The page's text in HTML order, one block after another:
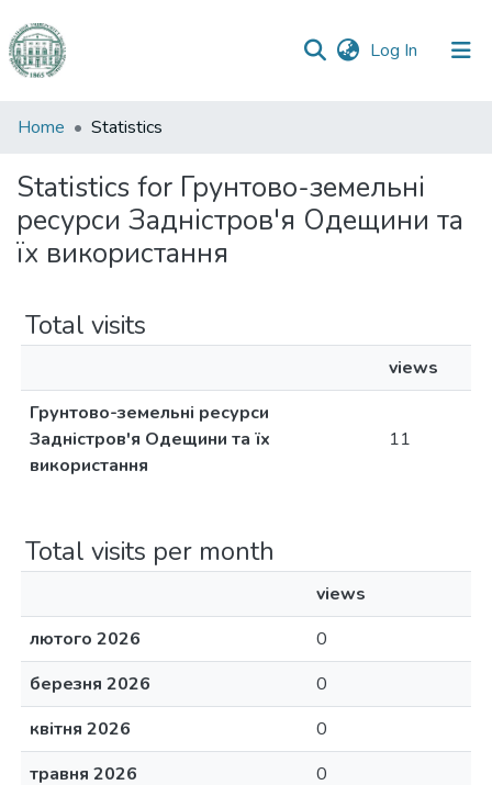
Log In (current)
Communities
Collections
All of DSpace
Home Statistics
Statistics for Грунтово-земельні
ресурси Задністров'я Одещини та
їх використання
Total visits
views
Грунтово-земельні ресурси
Задністров'я Одещини та їх
використання
11
Total visits per month
views
лютого 2026
0
березня 2026
0
квітня 2026
0
травня 2026
0